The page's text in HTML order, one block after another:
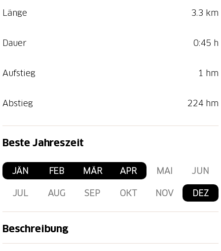
Länge 3.3 km
Dauer 0:45 h
Aufstieg 1 hm
Abstieg 224 hm
Beste Jahreszeit
JÄN FEB MÄR APR MAI JUN
JUL AUG SEP OKT NOV DEZ
Beschreibung